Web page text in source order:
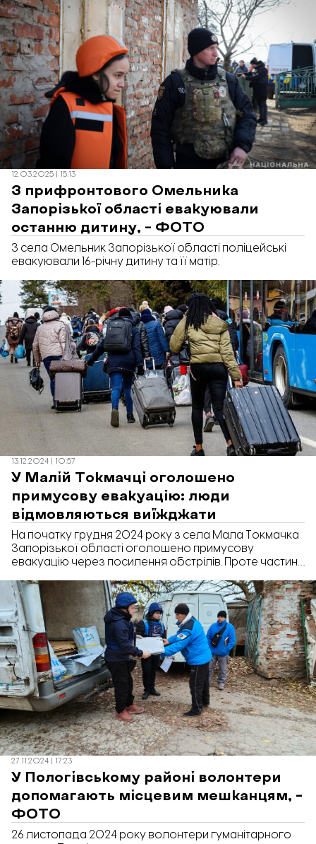
12.03.2025 | 15:13
З прифронтового Омельника
Запорізької області евакуювали
останню дитину, – ФОТО
З села Омельник Запорізької області поліцейські
евакуювали 16-річну дитину та її матір.
13.12.2024 | 10:57
У Малій Токмачці оголошено
примусову евакуацію: люди
відмовляються виїжджати
На початку грудня 2024 року з села Мала Токмачка
Запорізької області оголошено примусову
евакуацію через посилення обстрілів. Проте частина
брифінгу повідомив заступник начальника
управління превентивної діяльності Нацполіції в
Запорізькій області Олександр Кривенко.
27.11.2024 | 17:23
У Пологівському районі волонтери
допомагають місцевим мешканцям, –
ФОТО
26 листопада 2024 року волонтери гуманітарного